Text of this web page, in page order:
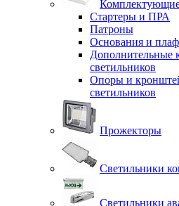
Комплектующие
Стартеры и ПРА
Патроны
Основания и
Дополнительные
светильников
Опоры и
светильников
Прожекторы
Светильники
Светильники